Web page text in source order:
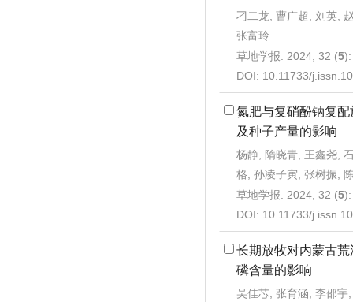
刁二龙, 曹广超, 刘英,
张富玲
草地学报. 2024, 32 (5
DOI: 10.11733/
氮肥与复硝酚钠复
及种子产量的影响
杨静, 隋晓青, 王鑫尧,
格, 孙凌子寅, 张树振,
草地学报. 2024, 32 (5
DOI: 10.11733/
长期放牧对内蒙古
磷含量的影响
吴佳芯, 张育涵, 李邵宇